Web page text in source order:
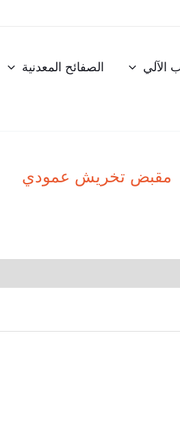
الآلي الصفائح المعدنية
مقبض تخريش عمودي